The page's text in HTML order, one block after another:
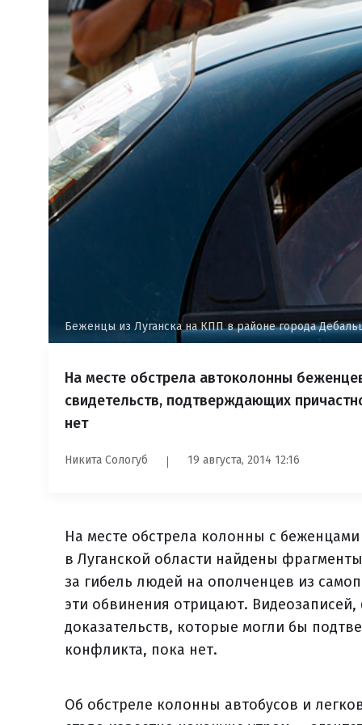
Беженцы из Луганска на КПП в районе города
На месте обстрела автоколонны
свидетельств, подтверждающих
нет
Никита Сологуб 19 августа, 2014 12:16
На месте обстрела колонны с
в Луганской области найдены
за гибель людей на ополченцев из
эти обвинения отрицают.
доказательств, которые могли бы
конфликта, пока нет.
Об обстреле колонны автобусов и